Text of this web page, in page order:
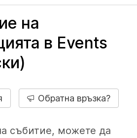
на
в Events
Обратна връзка?
събитие, можете да